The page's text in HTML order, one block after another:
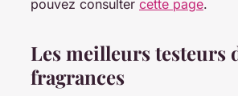
pouvez consulter cette page.
Les meilleurs testeurs
fragrances